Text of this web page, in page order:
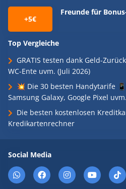
+5€
Freunde für
Top Vergleiche
GRATIS testen dank Geld-
WC-Ente uvm. (Juli 2026)
💥 Die 30 besten Handytarife
Samsung Galaxy, Google Pixel
Die besten kostenlosen
Kredikartenrechner
Social Media